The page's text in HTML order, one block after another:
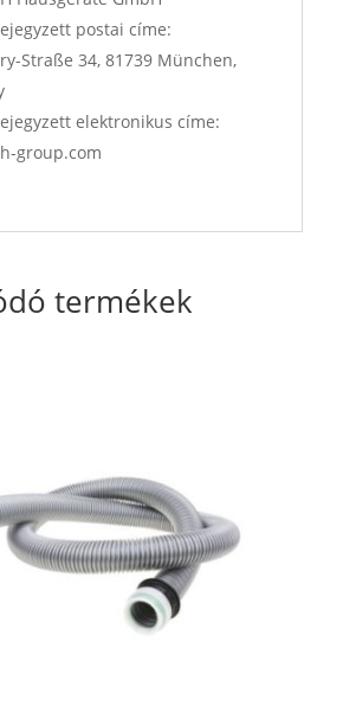
postai címe:
Straße 34, 81739 München,
elektronikus címe:
group.com
termékek